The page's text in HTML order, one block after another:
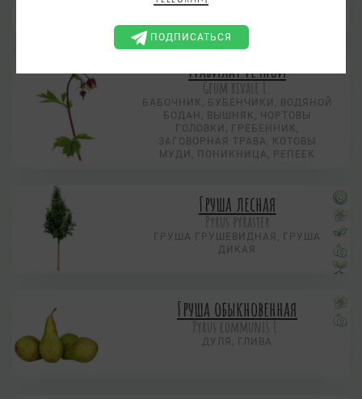
ЛЮБИМ-ТРАВА, РЕПЕШКИ,
Гравилат речной
Geum rivale L.
БАБОЧНИК, БУБЕНЧИКИ, ВОДЯНОЙ
БОДАН, ВЫШНЯК, ЧОРТОВЫ
ГОЛОВКИ, ГРЕБЕННИК,
ЗАГОВОРНАЯ ТРАВА, КОТОВЫ
МУДИ, ПОНИКНИЦА, РЕПЕЕК
Груша лесная
Pyrus pyraster
ГРУША ГРУШЕВИДНАЯ, ГРУША
ДИКАЯ
Груша обыкновенная
Pyrus communis L.
ДУЛЯ, ГЛИВА
ПОДПИСАТЬСЯ